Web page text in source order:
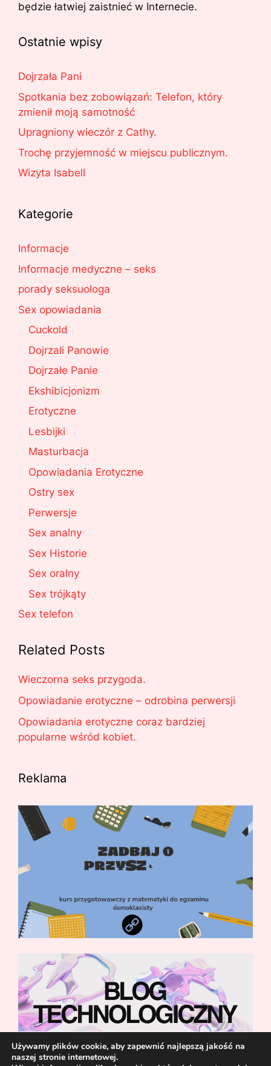
będzie łatwiej zaistnieć w Internecie.
Ostatnie wpisy
Dojrzała Pani
Spotkania bez zobowiązań: Telefon, który
zmienił moją samotność
Upragniony wieczór z Cathy.
Trochę przyjemność w miejscu publicznym.
Wizyta Isabell
Kategorie
Informacje
Informacje medyczne – seks
porady seksuologa
Sex opowiadania
Cuckold
Dojrzali Panowie
Dojrzałe Panie
Ekshibicjonizm
Erotyczne
Lesbijki
Masturbacja
Opowiadania Erotyczne
Ostry sex
Perwersje
Sex analny
Sex Historie
Sex oralny
Sex trójkąty
Sex telefon
Related Posts
Wieczorna seks przygoda.
Opowiadanie erotyczne – odrobina perwersji
Opowiadania erotyczne coraz bardziej
popularne wśród kobiet.
Reklama
Używamy plików cookie, aby zapewnić najlepszą jakość na
naszej stronie internetowej.